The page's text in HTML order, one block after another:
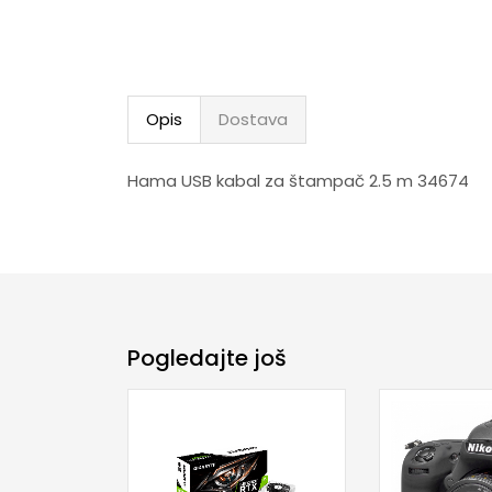
Opis Dostava
Hama USB kabal za štampač 2.5 m 34674
Pogledajte još